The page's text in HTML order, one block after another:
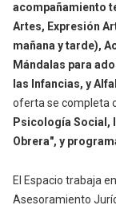
acompañamiento
Artes, Expresión
mañana y tarde),
Mándalas para
las Infancias, y
oferta se completa
Psicología Social,
Obrera", y
El Espacio trabaja
Asesoramiento